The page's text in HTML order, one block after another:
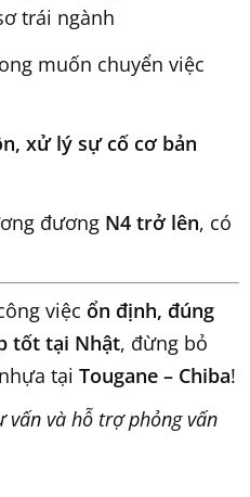
trái ngành
muốn chuyển việc
xử lý sự cố cơ bản
đương N4 trở lên, có
việc ổn định, đúng
tốt tại Nhật, đừng bỏ
tại Tougane – Chiba!
vấn và hỗ trợ phỏng vấn